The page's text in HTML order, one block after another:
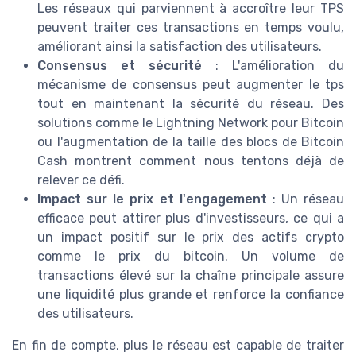
Les réseaux qui parviennent à accroître leur TPS
peuvent traiter ces transactions en temps voulu,
améliorant ainsi la satisfaction des utilisateurs.
Consensus et sécurité : L'amélioration du
mécanisme de consensus peut augmenter le tps
tout en maintenant la sécurité du réseau. Des
solutions comme le Lightning Network pour Bitcoin
ou l'augmentation de la taille des blocs de Bitcoin
Cash montrent comment nous tentons déjà de
relever ce défi.
Impact sur le prix et l'engagement : Un réseau
efficace peut attirer plus d'investisseurs, ce qui a
un impact positif sur le prix des actifs crypto
comme le prix du bitcoin. Un volume de
transactions élevé sur la chaîne principale assure
une liquidité plus grande et renforce la confiance
des utilisateurs.
En fin de compte, plus le réseau est capable de traiter